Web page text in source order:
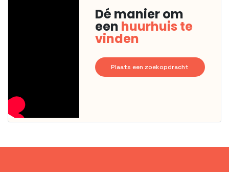
Dé manier om
een huurhuis te
vinden
Plaats een zoekopdracht